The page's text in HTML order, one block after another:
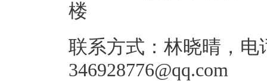
联系方式：林晓晴，电